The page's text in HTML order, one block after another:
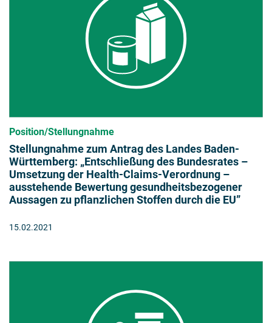
Position/Stellungnahme
Stellungnahme zum Antrag des Landes Baden-
Württemberg: „Entschließung des Bundesrates –
Umsetzung der Health-Claims-Verordnung –
ausstehende Bewertung gesundheitsbezogener
Aussagen zu pflanzlichen Stoffen durch die EU”
15.02.2021